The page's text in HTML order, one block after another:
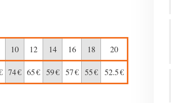
10 12 14 16 18 20
74€ 65€ 59€ 57€ 55€ 52.5€